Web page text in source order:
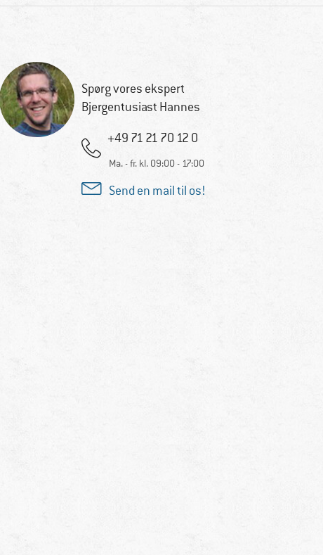
Spørg vores ekspert
Bjergentusiast Hannes
+49 71 21 70 12 0
Ma. - fr. kl. 09:00 - 17:00
Send en mail til os!